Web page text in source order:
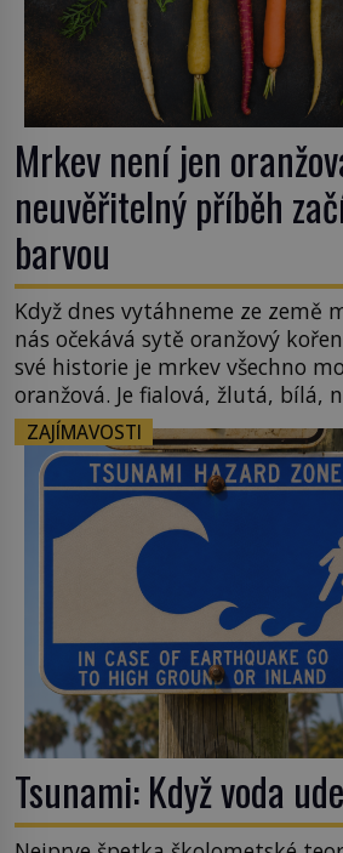
Mrkev není jen
neuvěřitelný příběh
barvou
Když dnes vytáhneme ze země
nás očekává sytě oranžový
své historie je mrkev všechno
oranžová. Je fialová, žlutá, bílá,
téměř černá. Až díky stovkám
šlechtění se z ní stává zelenina,
zahradu ani nedokážeme
ZAJÍMAVOSTI
Tsunami: Když voda